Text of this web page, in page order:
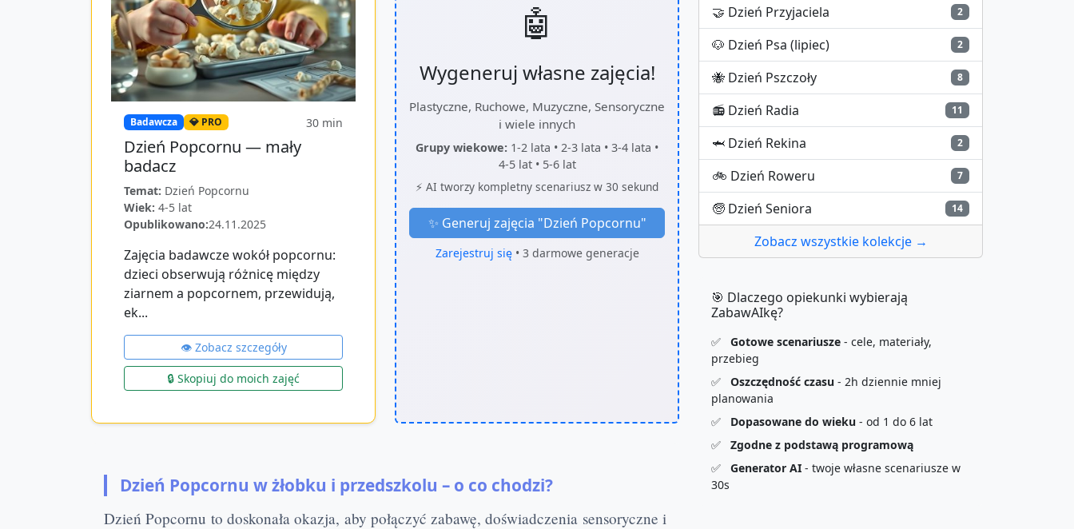
Badawcza 💎 PRO 30 min
Dzień Popcornu — mały
badacz
Temat: Dzień Popcornu
Wiek: 4-5 lat
Opublikowano:24.11.2025
Zajęcia badawcze wokół popcornu:
dzieci obserwują różnicę między
ziarnem a popcornem, przewidują,
ek...
👁️ Zobacz szczegóły
🔒 Skopiuj do moich zajęć
🤖
Wygeneruj własne zajęcia!
Plastyczne, Ruchowe, Muzyczne, Sensoryczne
i wiele innych
Grupy wiekowe: 1-2 lata • 2-3 lata • 3-4 lata •
4-5 lat • 5-6 lat
⚡ AI tworzy kompletny scenariusz w 30 sekund
✨ Generuj zajęcia "Dzień Popcornu"
Zarejestruj się• 3 darmowe generacje
Dzień Popcornu w żłobku i przedszkolu – o co chodzi?
Dzień Popcornu to doskonała okazja, aby połączyć zabawę, doświadczenia sensoryczne i
🤝 Dzień Przyjaciela 2
🐶 Dzień Psa (lipiec) 2
🐝 Dzień Pszczoły 8
📻 Dzień Radia 11
🦈 Dzień Rekina 2
🚲 Dzień Roweru 7
🧓 Dzień Seniora 14
Zobacz wszystkie kolekcje →
🎯 Dlaczego opiekunki wybierają
ZabawAIkę?
✅ Gotowe scenariusze - cele, materiały,
przebieg
✅
Oszczędność czasu - 2h dziennie mniej
planowania
✅
Dopasowane do wieku - od 1 do 6 lat
✅
Zgodne z podstawą programową
✅
Generator AI - twoje własne scenariusze w
30s